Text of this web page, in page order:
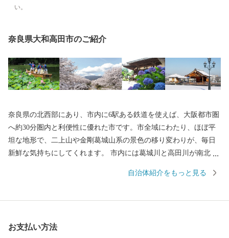
い。
奈良県大和高田市のご紹介
奈良県の北西部にあり、市内に6駅ある鉄道を使えば、大阪都市圏
へ約30分圏内と利便性に優れた市です。市全域にわたり、ほぼ平
坦な地形で、二上山や金剛葛城山系の景色の移り変わりが、毎日
新鮮な気持ちにしてくれます。 市内には葛城川と高田川が南北に
にわたり、見事な桜のトンネルが続きます。夜になってもライト
橋駅から「急行」で約30分 ・JR大和路線天王寺駅から「区間快
自治体紹介をもっと見る
お支払い方法